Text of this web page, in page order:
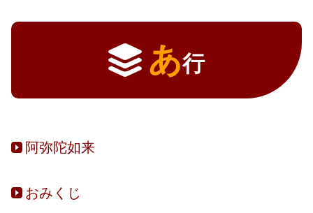
あ行
阿弥陀如来
おみくじ